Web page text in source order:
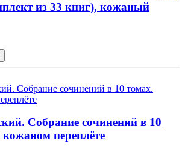
из 33 книг), кожаный
Собрание сочинений в 10
переплёте